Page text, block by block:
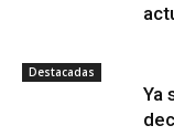
Destacadas
Ya